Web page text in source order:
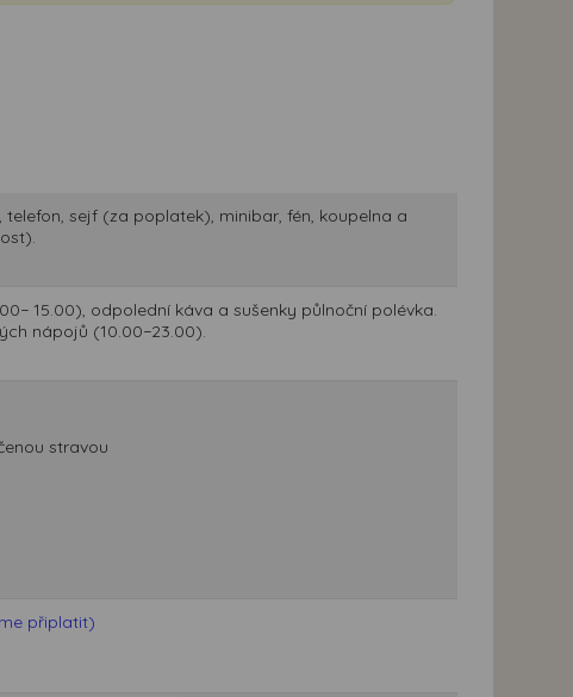
sejf (za poplatek), minibar, fén, koupelna a
15.00), odpolední káva a sušenky půlnoční polévka.
nápojů (10.00−23.00).
stravou
připlatit)